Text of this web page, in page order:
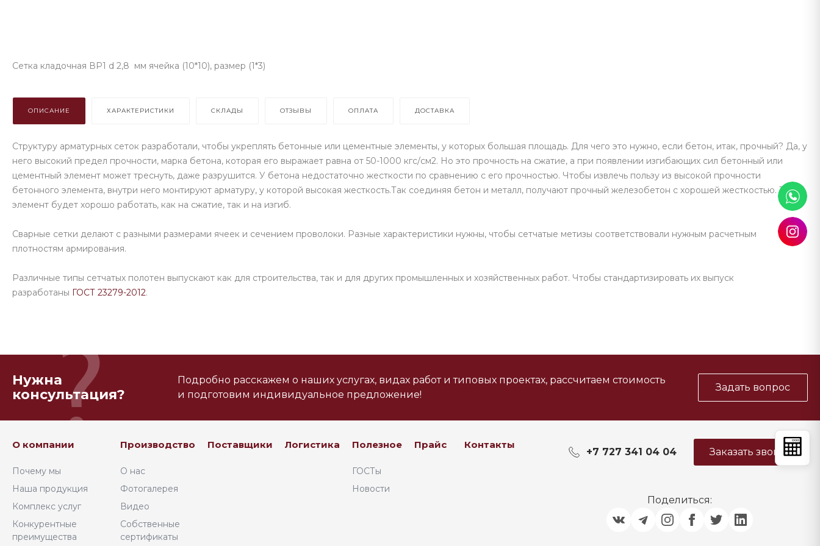
Сетка кладочная ВР1 d 2,8 мм ячейка (10*10), размер (1*3)
ОПИСАНИЕ ХАРАКТЕРИСТИКИ СКЛАДЫ ОТЗЫВЫ ОПЛАТА ДОСТАВКА
Структуру арматурных сеток разработали, чтобы укреплять бетонные или цементные элементы, у которых большая площадь. Для чего это нужно, если бетон, итак, прочный? Да, у
него высокий предел прочности, марка бетона, которая его выражает равна от 50-1000 кгс/см2. Но это прочность на сжатие, а при появлении изгибающих сил бетонный или
цементный элемент может треснуть, даже разрушится. У бетона недостаточно жесткости по сравнению с его прочностью. Чтобы извлечь пользу из высокой прочности
бетонного элемента, внутри него монтируют арматуру, у которой высокая жесткость.Так соединяя бетон и металл, получают прочный железобетон с хорошей жесткостью. Такой
элемент будет хорошо работать, как на сжатие, так и на изгиб.
Сварные сетки делают с разными размерами ячеек и сечением проволоки. Разные характеристики нужны, чтобы сетчатые метизы соответствовали нужным расчетным
плотностям армирования.
Различные типы сетчатых полотен выпускают как для строительства, так и для других промышленных и хозяйственных работ. Чтобы стандартизировать их выпуск
разработаны ГОСТ 23279-2012.
Нужна
консультация?
Подробно расскажем о наших услугах, видах работ и типовых проектах, рассчитаем стоимость
и подготовим индивидуальное предложение!
Задать вопрос
О компании
Почему мы
Наша продукция
Комплекс услуг
Конкурентные
преимущества
Производство
О нас
Фотогалерея
Видео
Собственные
сертификаты
Поставщики Логистика Полезное
ГОСТы
Новости
Прайс Контакты
+7 727 341 04 04 Заказать звонок
Поделиться: